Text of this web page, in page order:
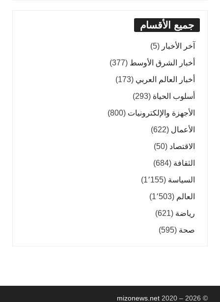
جميع الأقسام
آخر الأخبار (5)
أخبار الشرق الأوسط (377)
أخبار العالم العربي (173)
أسلوب الحياة (293)
الأجهزة والإلكترونيات (800)
الأعمال (622)
الاقتصاد (50)
الثقافة (684)
السياسة (1٬155)
العالم (1٬503)
رياضة (621)
صحة (595)
©
mizonews.net 2020 – 2026